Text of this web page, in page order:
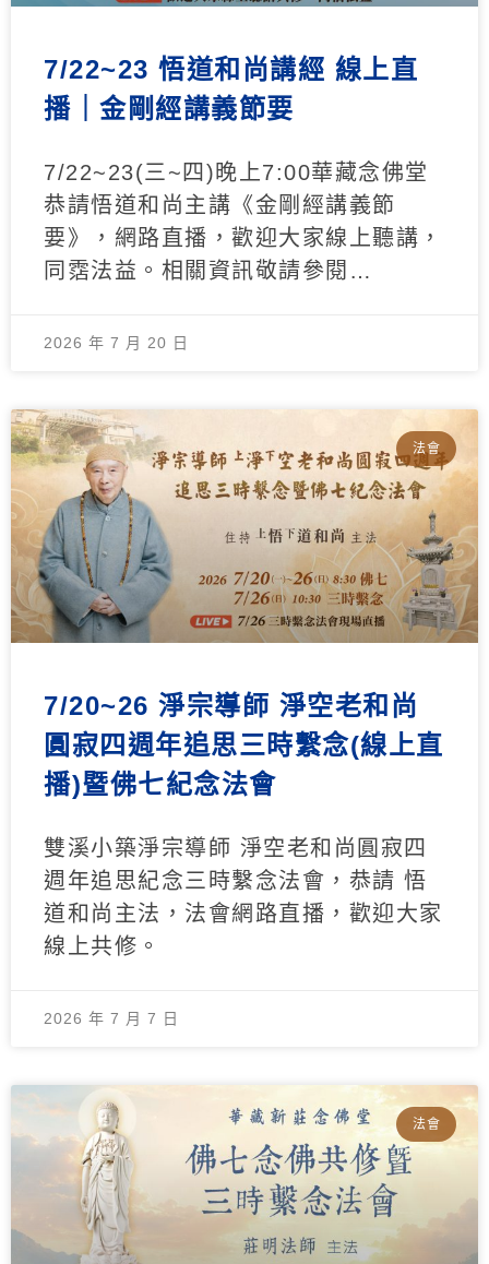
7/22~23 悟道和尚講經 線上直
播｜金剛經講義節要
7/22~23(三~四)晚上7:00華藏念佛堂
恭請悟道和尚主講《金剛經講義節
要》，網路直播，歡迎大家線上聽講，
同霑法益。相關資訊敬請參閱…
2026 年 7 月 20 日
法會
7/20~26 淨宗導師 淨空老和尚
圓寂四週年追思三時繫念(線上直
播)暨佛七紀念法會
雙溪小築淨宗導師 淨空老和尚圓寂四
週年追思紀念三時繫念法會，恭請 悟
道和尚主法，法會網路直播，歡迎大家
線上共修。
2026 年 7 月 7 日
法會